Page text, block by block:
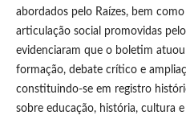
abordados pelo Raízes, bem
articulação social promovidas
evidenciaram que o boletim
formação, debate crítico e
constituindo-se em registro
sobre educação, história, cultura